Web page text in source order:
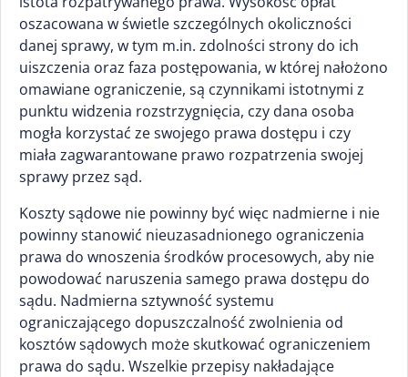
oszacowana w świetle szczególnych okoliczności
danej sprawy, w tym m.in. zdolności strony do ich
uiszczenia oraz faza postępowania, w której nałożono
omawiane ograniczenie, są czynnikami istotnymi z
punktu widzenia rozstrzygnięcia, czy dana osoba
mogła korzystać ze swojego prawa dostępu i czy
miała zagwarantowane prawo rozpatrzenia swojej
sprawy przez sąd.
Koszty sądowe nie powinny być więc nadmierne i nie
powinny stanowić nieuzasadnionego ograniczenia
prawa do wnoszenia środków procesowych, aby nie
powodować naruszenia samego prawa dostępu do
sądu. Nadmierna sztywność systemu
ograniczającego dopuszczalność zwolnienia od
kosztów sądowych może skutkować ograniczeniem
prawa do sądu. Wszelkie przepisy nakładające